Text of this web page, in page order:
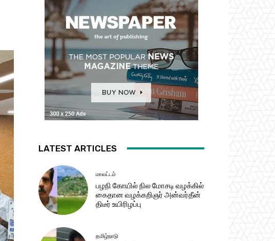
LATEST ARTICLES
மாவட்டம்
பழநி கோயில் நில மோசடி வழக்கில்
கைதான வழக்கறிஞர் அன்வர்தீன்
திடீர் உயிரிழப்பு
தமிழ்நாடு